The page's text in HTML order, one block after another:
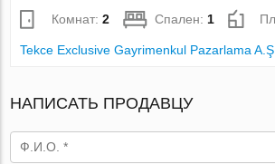
Комнат:2 Спален: 1
Tekce Exclusive Gayrimenkul Pazarlama A.Ş.
НАПИСАТЬ ПРОДАВЦУ